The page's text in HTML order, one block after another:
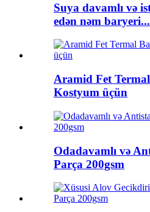
Suya davamlı və
edən nəm baryeri...
Aramid Fet
Kostyum üçün
Odadavamlı və
Parça 200gsm